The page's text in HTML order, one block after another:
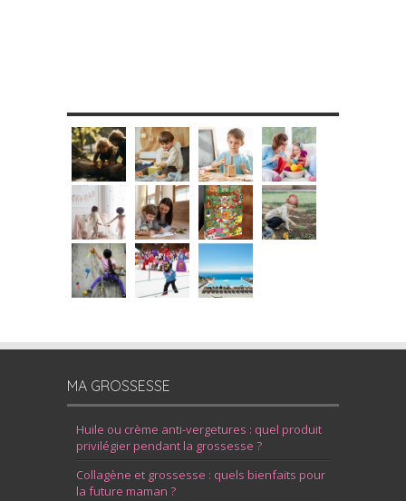
MA GROSSESSE
Huile ou crème anti-vergetures : quel produit
privilégier pendant la grossesse ?
Collagène et grossesse : quels bienfaits pour
la future maman ?